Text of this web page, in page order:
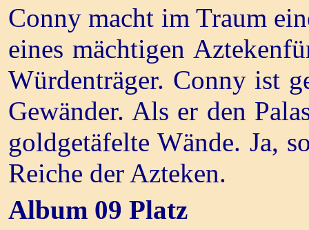
Conny macht im Traum
eines mächtigen
Würdenträger. Conny ist
Gewänder. Als er den
goldgetäfelte Wände. Ja,
Reiche der Azteken.
Album 09 Platz